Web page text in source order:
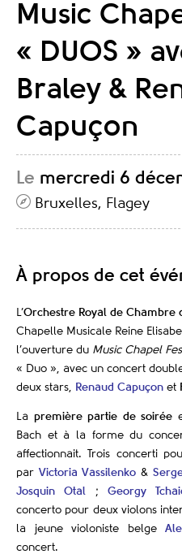
Music
« DUOS »
Braley &
Capuçon
Le mercredi 6
Bruxelles, Flagey
À propos de cet
L’Orchestre Royal de Chambre
Chapelle Musicale Reine
l’ouverture du Music Chapel
« Duo », avec un concert
deux stars, Renaud Capuçon et
La première partie de soirée
Bach et à la forme du
affectionnait. Trois concerti
par Victoria Vassilenko &
Josquin Otal ; Georgy
concerto pour deux violons
la jeune violoniste belge
concert.